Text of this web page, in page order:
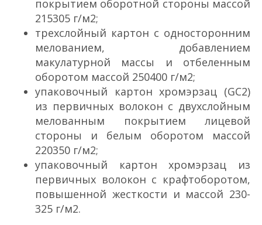
покрытием оборотной стороны массой
215­305 г/м2;
трехслойный картон с односторонним
мелованием, добавлением
макулатурной массы и отбеленным
оборотом массой 250­400 г/м2;
упаковочный картон хром­эрзац (GC­2)
из первичных волокон с двухслойным
мелованным покрытием лицевой
стороны и белым оборотом массой
220­350 г/м2;
упаковочный картон хром­эрзац из
первичных волокон с крафт­оборотом,
повышенной жесткости и массой 230­
325 г/м2.